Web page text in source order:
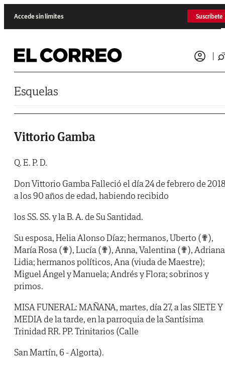
Accede sin límites Suscríbete
Esquelas
Vittorio Gamba
Q. E. P. D.
Don Vittorio Gamba Falleció el día 24 de febrero de
a los 90 años de edad, habiendo recibido
los SS. SS. y la B. A. de Su Santidad.
Su esposa, Helia Alonso Díaz; hermanos, Uberto (✟),
María Rosa (✟), Lucía (✟), Anna, Valentina (✟),
Lidia; hermanos políticos, Ana (viuda de Maestre);
Miguel Ángel y Manuela; Andrés y Flora; sobrinos y
primos.
MISA FUNERAL: MAÑANA, martes, día 27, a las SIETE Y
MEDIA de la tarde, en la parroquia de la Santísima
Trinidad RR. PP. Trinitarios (Calle
San Martín, 6 - Algorta).